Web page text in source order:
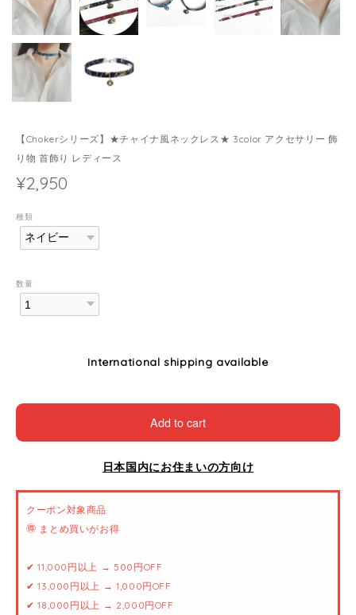
【Chokerシリーズ】★チャイナ風ネックレス★ 3color アクセサリー 飾
り物 首飾り レディース
¥2,950
種類
数量
International shipping available
Add to cart
日本国内にお住まいの方向け
クーポン対象商品
🉐 まとめ買いがお得
✔ 11,000円以上 → 500円OFF
✔ 13,000円以上 → 1,000円OFF
✔ 18,000円以上 → 2,000円OFF